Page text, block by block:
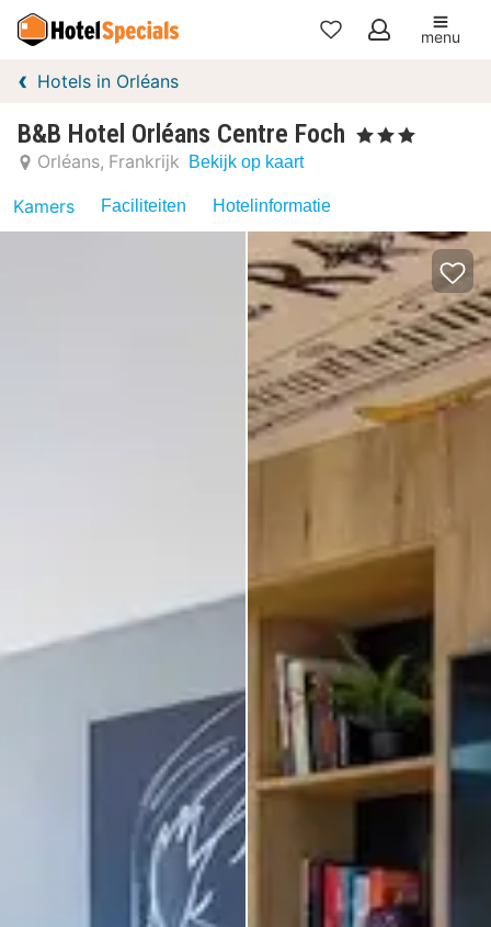
Mijn
menu
Hotels in Orléans
B&B Hotel Orléans Centre Foch , 3 Sterren
Orléans Frankrijk Bekijk op kaart
Kamers Faciliteiten Hotelinformatie